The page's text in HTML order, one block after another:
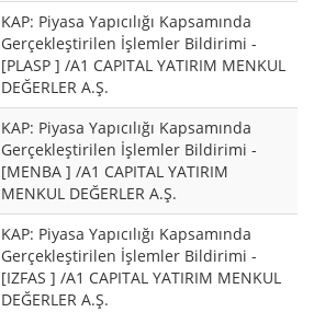
KAP: Piyasa Yapıcılığı Kapsamında
Gerçekleştirilen İşlemler Bildirimi -
[PLASP ] /A1 CAPITAL YATIRIM MENKUL
DEĞERLER A.Ş.
KAP: Piyasa Yapıcılığı Kapsamında
Gerçekleştirilen İşlemler Bildirimi -
[MENBA ] /A1 CAPITAL YATIRIM
MENKUL DEĞERLER A.Ş.
KAP: Piyasa Yapıcılığı Kapsamında
Gerçekleştirilen İşlemler Bildirimi -
[IZFAS ] /A1 CAPITAL YATIRIM MENKUL
DEĞERLER A.Ş.